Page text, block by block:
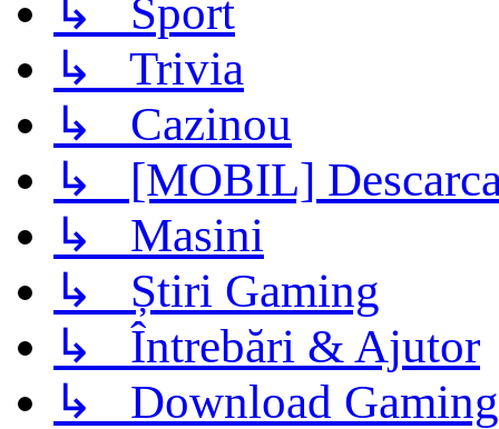
↳ Sport
↳ Trivia
↳ Cazinou
↳ [MOBIL]
↳ Masini
↳ Știri Gaming
↳ Întrebări & Ajutor
↳ Download Gaming